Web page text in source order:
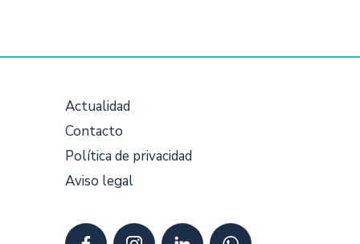
Actualidad
Contacto
Política de privacidad
Aviso legal